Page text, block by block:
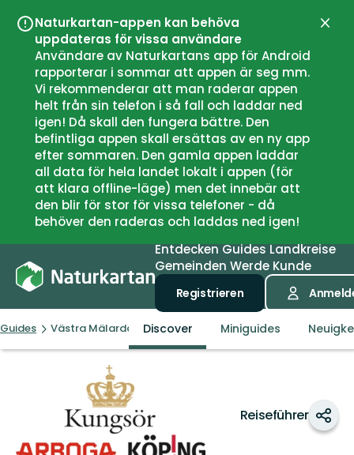
Naturkartan-appen kan behöva
uppdateras för vissa användare
Användare av Naturkartans app för Android
rapporterar i sommar att appen är seg mm.
Vi rekommenderar att man raderar appen
helt från sin telefon i så fall och laddar ned
igen! Då skall den fungera bättre. Den
befintliga appen skall ersättas av en ny app
efter sommaren. Den gamla appen laddar
all data för hela landet lokalt i appen (för
att klara offline-läge) men det innebär att
den blir för stor för vissa telefoner - då
behöver den raderas och laddas ned igen!
EntdeckenGuidesLandkreise
Gemeinden Werde Kunde
Registrieren
Guides Västra MälardalenDiscover Miniguides
Reiseführer